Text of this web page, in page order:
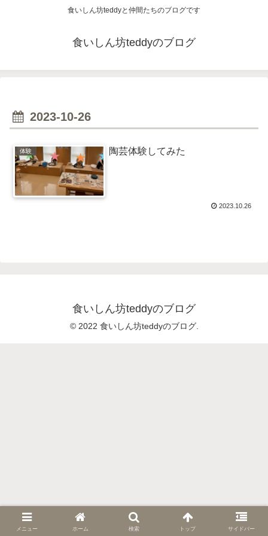
食いしん坊teddyと仲間たちのブログです
食いしん坊teddyのブログ
2023-10-26
体験 陶芸体験してみた
2023.10.26
食いしん坊teddyのブログ
© 2022 食いしん坊teddyのブログ.
メニュー ホーム 検索 トップ サイドバー